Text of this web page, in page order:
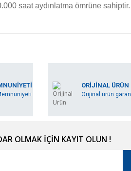
saat aydınlatma ömrüne
Bu ürüne ilk yorumu siz
Yorum Yaz
ORİJİNAL ÜRÜN
Orijinal ürün
OLMAK İÇİN KAYIT OLUN !